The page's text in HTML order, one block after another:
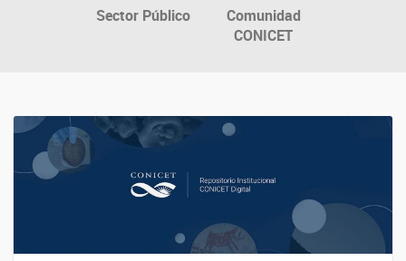
Sector Público
Comunidad
CONICET